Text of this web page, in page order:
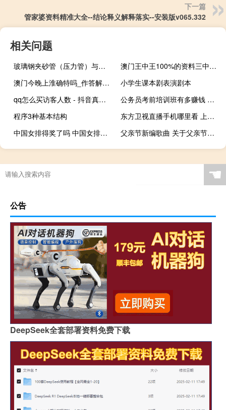
下一篇
管家婆资料精准大全--结论释义解释落实--安装版v065.332
相关问题
玻璃钢夹砂管（压力管）与玻璃钢夹砂管FRPM有什么区别 玻璃钢夹砂管制造厂家
澳门王中王100%的资料三中三：优化新业数据对比解释落实态新-410.XM0.35
澳门今晚上淮确特吗_作答解释落实_实用版256.450
小学生课本剧表演剧本
qq怎么买访客人数 - 抖音真人赞50个自助下单
公务员考前培训班有多赚钱 公务员培训班多少钱
程序3种基本结构
东方卫视直播手机哪里看 上海东方卫视在线回看
中国女排得奖了吗 中国女排无缘八强
父亲节新编歌曲 关于父亲节的歌曲
☚
公告
DeepSeek全套部署资料免费下载